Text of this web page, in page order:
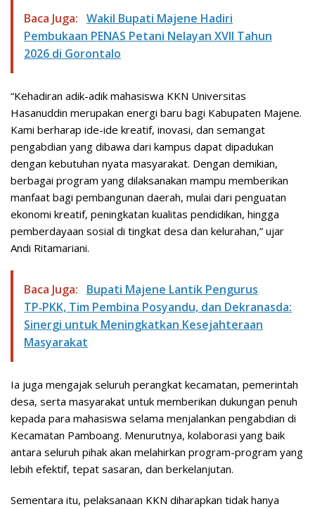
Baca Juga: Wakil Bupati Majene Hadiri
Pembukaan PENAS Petani Nelayan XVII Tahun
2026 di Gorontalo
“Kehadiran adik-adik mahasiswa KKN Universitas
Hasanuddin merupakan energi baru bagi Kabupaten Majene.
Kami berharap ide-ide kreatif, inovasi, dan semangat
pengabdian yang dibawa dari kampus dapat dipadukan
dengan kebutuhan nyata masyarakat. Dengan demikian,
berbagai program yang dilaksanakan mampu memberikan
manfaat bagi pembangunan daerah, mulai dari penguatan
ekonomi kreatif, peningkatan kualitas pendidikan, hingga
pemberdayaan sosial di tingkat desa dan kelurahan,” ujar
Andi Ritamariani.
Baca Juga:
Bupati Majene Lantik Pengurus
TP‑PKK, Tim Pembina Posyandu, dan Dekranasda:
Sinergi untuk Meningkatkan Kesejahteraan
Masyarakat
Ia juga mengajak seluruh perangkat kecamatan, pemerintah
desa, serta masyarakat untuk memberikan dukungan penuh
kepada para mahasiswa selama menjalankan pengabdian di
Kecamatan Pamboang. Menurutnya, kolaborasi yang baik
antara seluruh pihak akan melahirkan program-program yang
lebih efektif, tepat sasaran, dan berkelanjutan.
Sementara itu, pelaksanaan KKN diharapkan tidak hanya